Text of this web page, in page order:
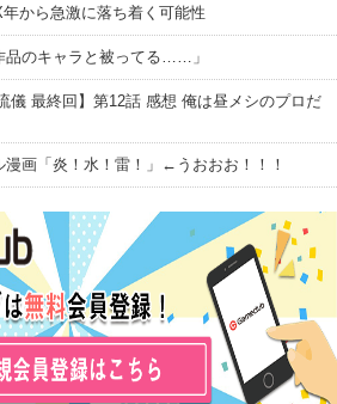
から急激に落ち着く可能性
品のキャラと被ってる……」
儀 最終回】第12話 感想 俺は昼メシのプロだ
漫画「炎！水！雷！」←うおおお！！！